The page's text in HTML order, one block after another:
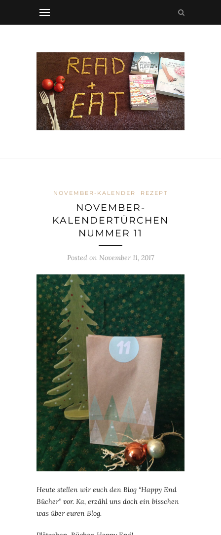
NOVEMBER-KALENDER REZEPT
NOVEMBER-
KALENDERTÜRCHEN
NUMMER 11
Posted on November 11, 2017
Heute stellen wir euch den Blog “Happy End
Bücher” vor. Ka, erzähl uns doch ein bisschen
was über euren Blog.